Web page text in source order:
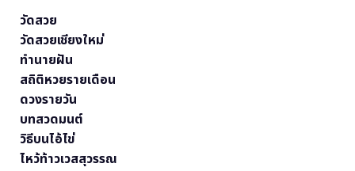
วัดสวย
วัดสวยเชียงใหม่
ทำนายฝัน
สถิติหวยรายเดือน
ดวงรายวัน
บทสวดมนต์
วิธีบนไอ้ไข่
ไหว้ท้าวเวสสุวรรณ